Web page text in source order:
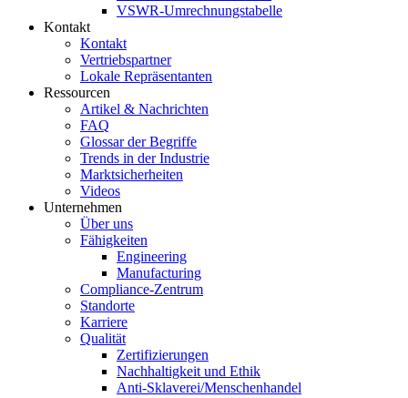
VSWR-Umrechnungstabelle
Kontakt
Kontakt
Vertriebspartner
Lokale Repräsentanten
Ressourcen
Artikel & Nachrichten
FAQ
Glossar der Begriffe
Trends in der Industrie
Marktsicherheiten
Videos
Unternehmen
Über uns
Fähigkeiten
Engineering
Manufacturing
Compliance-Zentrum
Standorte
Karriere
Qualität
Zertifizierungen
Nachhaltigkeit und Ethik
Anti-Sklaverei/Menschenhandel